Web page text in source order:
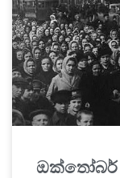
ඔක්තෝබර්